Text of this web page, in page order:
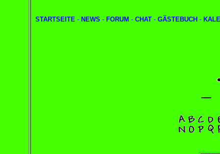
STARTSEITE - NEWS - FORUM - CHAT - GÄSTEBUCH -